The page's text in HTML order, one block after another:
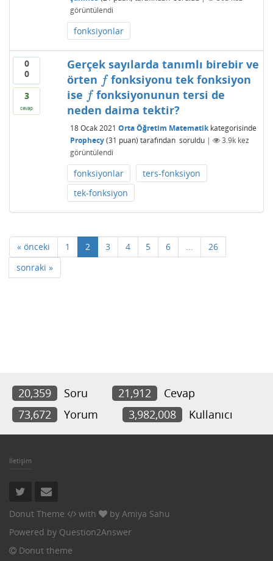
görüntülendi
fonksiyonlar
0
0
3
cevap
Gerçek sayılarda tanımlı birebir ve
örten f
f fonksiyonu tek fonksiyon
ise f
f fonksiyonunun tersi de
neden daima tektir?
18 Ocak 2021 Orta Öğretim Matematikkategorisinde
Prophecy (31 puan) tarafından soruldu | 3.9kkez
görüntülendi
fonksiyonlar
ters-fonksiyon
tek-fonksiyon
« önceki 1 2 3 4 5 6 ...
26
sonraki »
20,359 Soru 21,912
Cevap
73,672
Yorum 3,982,008 Kullanıcı
İletişim
Donut Theme with by Amiya Sahu
Powered by Question2Answer
Donut theme